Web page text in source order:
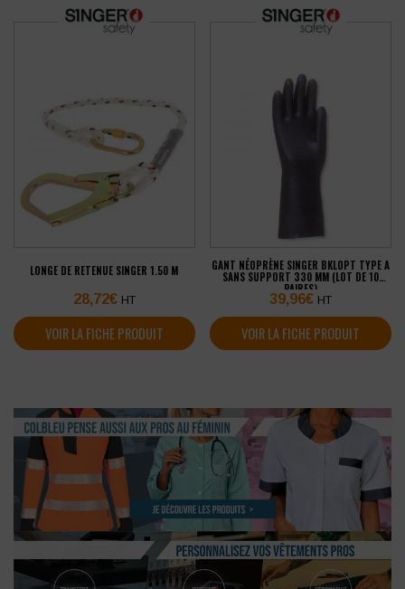
LONGE DE RETENUE SINGER 1.50 M
28,72€ HT
VOIR LA FICHE PRODUIT
GANT NÉOPRÈNE SINGER BKLOPT TYPE A
SANS SUPPORT 330 MM (LOT DE 10
PAIRES)
39,96€ HT
VOIR LA FICHE PRODUIT